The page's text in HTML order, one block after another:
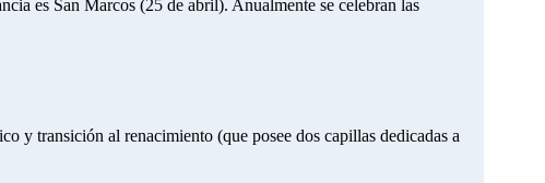
es San Marcos (25 de abril). Anualmente se celebran las
y transición al renacimiento (que posee dos capillas dedicadas a